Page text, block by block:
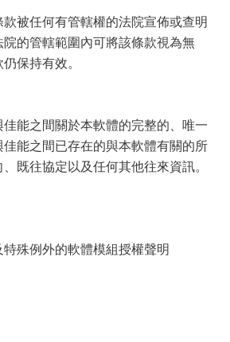
被任何有管轄權的法院宣佈或查明
的管轄範圍內可將該條款視為無
保持有效。
能之間關於本軟體的完整的、唯一
能之間已存在的與本軟體有關的所
既往協定以及任何其他往來資訊。
殊例外的軟體模組授權聲明